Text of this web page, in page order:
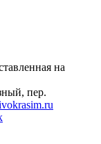
на
пер.